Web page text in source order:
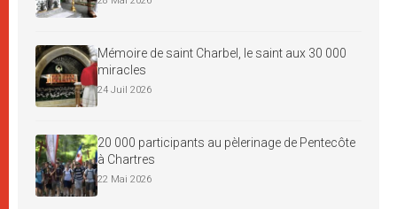
Mémoire de saint Charbel, le saint aux 30 000
miracles
24 Juil 2026
20 000 participants au pèlerinage de Pentecôte
à Chartres
22 Mai 2026